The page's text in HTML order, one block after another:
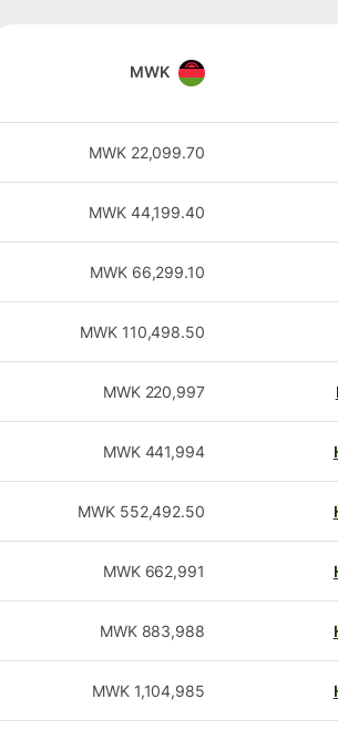
MWK
22,099.70
MWK
44,199.40
MWK
66,299.10
MWK
110,498.50
MWK
220,997
MWK
441,994
MWK
552,492.50
MWK
662,991
MWK
883,988
MWK
1,104,985
MWK